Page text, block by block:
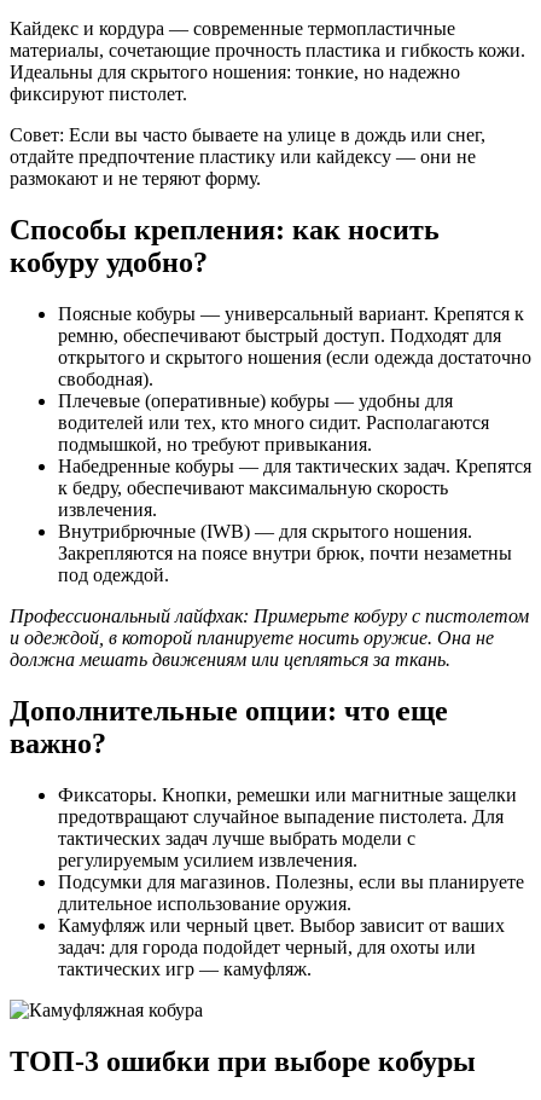
Кайдекс и кордура — современные термопластичные
материалы, сочетающие прочность пластика и гибкость кожи.
Идеальны для скрытого ношения: тонкие, но надежно
фиксируют пистолет.
Совет: Если вы часто бываете на улице в дождь или снег,
отдайте предпочтение пластику или кайдексу — они не
размокают и не теряют форму.
Способы крепления: как носить
кобуру удобно?
Поясные кобуры — универсальный вариант. Крепятся к
ремню, обеспечивают быстрый доступ. Подходят для
открытого и скрытого ношения (если одежда достаточно
свободная).
Плечевые (оперативные) кобуры — удобны для
водителей или тех, кто много сидит. Располагаются
подмышкой, но требуют привыкания.
Набедренные кобуры — для тактических задач. Крепятся
к бедру, обеспечивают максимальную скорость
извлечения.
Внутрибрючные (IWB) — для скрытого ношения.
Закрепляются на поясе внутри брюк, почти незаметны
под одеждой.
Профессиональный лайфхак: Примерьте кобуру с пистолетом
и одеждой, в которой планируете носить оружие. Она не
должна мешать движениям или цепляться за ткань.
Дополнительные опции: что еще
важно?
Фиксаторы. Кнопки, ремешки или магнитные защелки
предотвращают случайное выпадение пистолета. Для
тактических задач лучше выбрать модели с
регулируемым усилием извлечения.
Подсумки для магазинов. Полезны, если вы планируете
длительное использование оружия.
Камуфляж или черный цвет. Выбор зависит от ваших
задач: для города подойдет черный, для охоты или
тактических игр — камуфляж.
ТОП-3 ошибки при выборе кобуры